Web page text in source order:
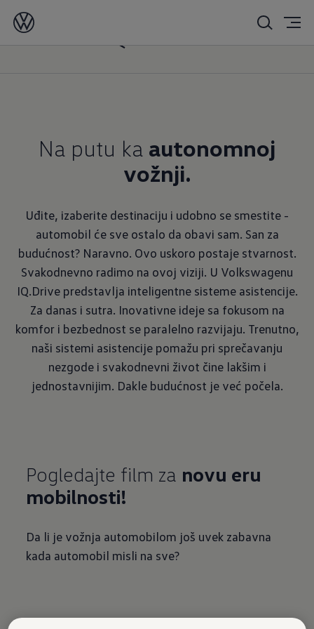
Na putu ka autonomnoj
vožnji.
Uđite, izaberite destinaciju i udobno se smestite -
automobil će sve ostalo da obavi sam. San za
budućnost? Naravno. Ovo uskoro postaje stvarnost.
Svakodnevno radimo na ovoj viziji. U Volkswagenu
IQ.Drive predstavlja inteligentne sisteme asistencije.
Za danas i sutra. Inovativne ideje sa fokusom na
komfor i bezbednost se paralelno razvijaju. Trenutno,
naši sistemi asistencije pomažu pri sprečavanju
nezgode i svakodnevni život čine lakšim i
jednostavnijim. Dakle budućnost je već počela.
Pogledajte film za novu eru
mobilnosti!
Da li je vožnja automobilom još uvek zabavna
kada automobil misli na sve?